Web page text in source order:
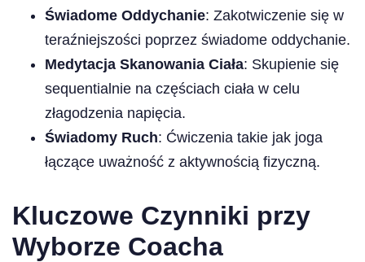
Świadome Oddychanie: Zakotwiczenie się w
teraźniejszości poprzez świadome oddychanie.
Medytacja Skanowania Ciała: Skupienie się
sequentialnie na częściach ciała w celu
złagodzenia napięcia.
Świadomy Ruch: Ćwiczenia takie jak joga
łączące uważność z aktywnością fizyczną.
Kluczowe Czynniki przy
Wyborze Coacha